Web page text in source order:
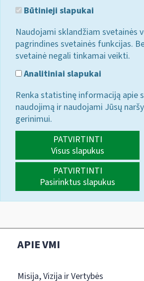
Būtinieji slapukai
Naudojami sklandžiam svetainės
pagrindines svetainės funkcijas.
svetainė negali tinkamai veikti.
Analitiniai slapukai
Renka statistinę informaciją apie
naudojimą ir naudojami Jūsų
gerinimui.
PATVIRTINTI
Visus slapukus
PATVIRTINTI
Pasirinktus slapukus
APIE VMI
Misija, Vizija ir Vertybės